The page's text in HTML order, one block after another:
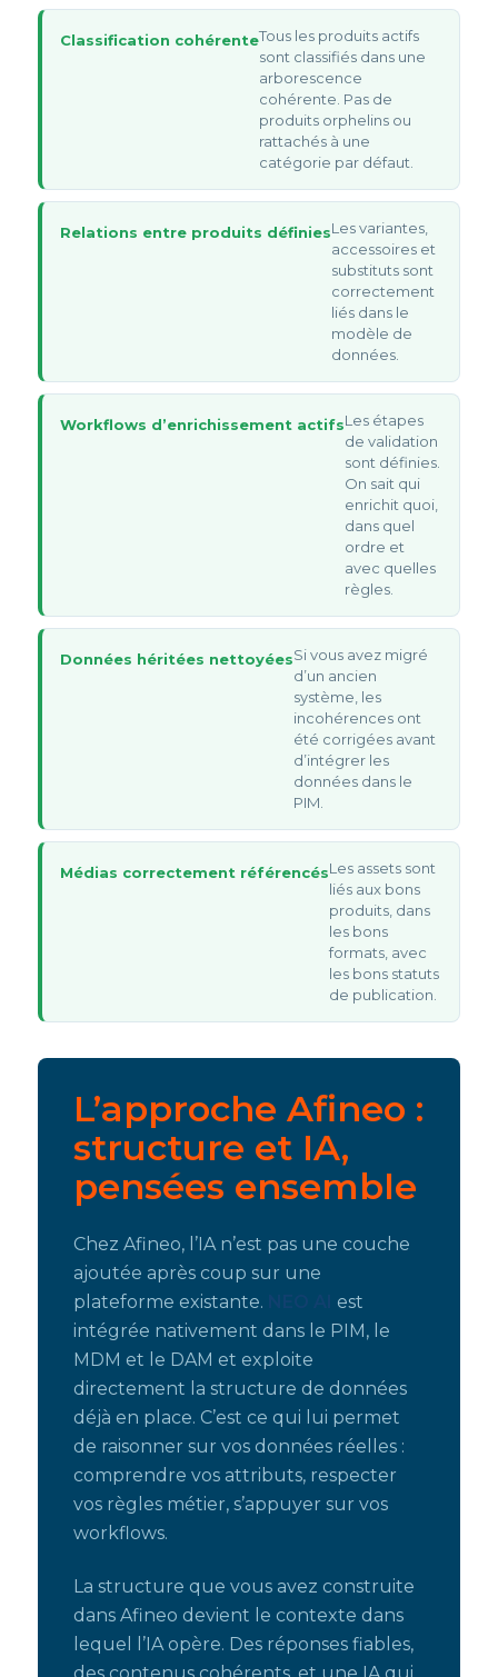
Classification cohérenteTous les produits actifs
sont classifiés dans une
arborescence
cohérente. Pas de
produits orphelins ou
rattachés à une
catégorie par défaut.
Relations entre produits définiesLes variantes,
accessoires et
substituts sont
correctement
liés dans le
modèle de
données.
Workflows d’enrichissement actifsLes étapes
de validation
sont définies.
On sait qui
enrichit quoi,
dans quel
ordre et
avec quelles
règles.
Données héritées nettoyéesSi vous avez migré
d’un ancien
système, les
incohérences ont
été corrigées avant
d’intégrer les
données dans le
PIM.
Médias correctement référencésLes assets sont
liés aux bons
produits, dans
les bons
formats, avec
les bons statuts
de publication.
L’approche Afineo :
structure et IA,
pensées ensemble
Chez Afineo, l’IA n’est pas une couche
ajoutée après coup sur une
plateforme existante.
est
intégrée nativement dans le PIM, le
MDM et le DAM et exploite
directement la structure de données
déjà en place. C’est ce qui lui permet
de raisonner sur vos données réelles :
comprendre vos attributs, respecter
vos règles métier, s’appuyer sur vos
workflows.
La structure que vous avez construite
dans Afineo devient le contexte dans
lequel l’IA opère. Des réponses fiables,